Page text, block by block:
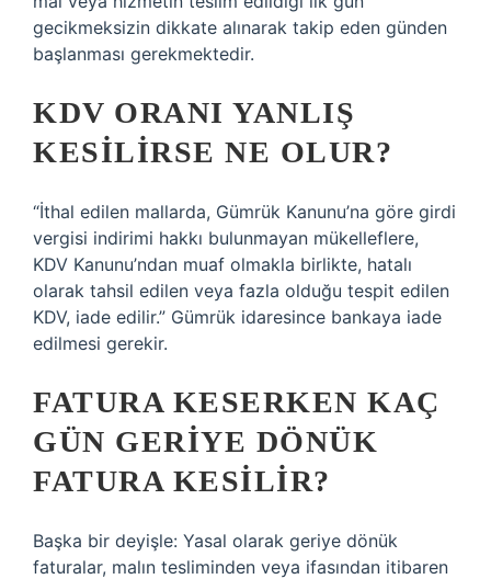
gecikmeksizin dikkate alınarak takip eden günden
başlanması gerekmektedir.
KDV ORANI YANLIŞ
KESILIRSE NE OLUR?
“İthal edilen mallarda, Gümrük Kanunu’na göre girdi
vergisi indirimi hakkı bulunmayan mükelleflere,
KDV Kanunu’ndan muaf olmakla birlikte, hatalı
olarak tahsil edilen veya fazla olduğu tespit edilen
KDV, iade edilir.” Gümrük idaresince bankaya iade
edilmesi gerekir.
FATURA KESERKEN KAÇ
GÜN GERIYE DÖNÜK
FATURA KESILIR?
Başka bir deyişle: Yasal olarak geriye dönük
faturalar, malın tesliminden veya ifasından itibaren